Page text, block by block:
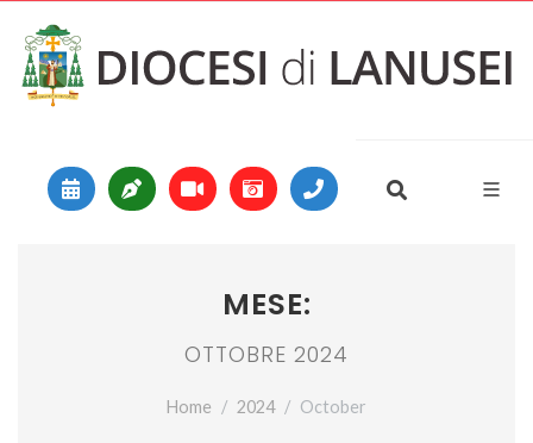
Main Navigation
MESE:
OTTOBRE 2024
Home 2024 October